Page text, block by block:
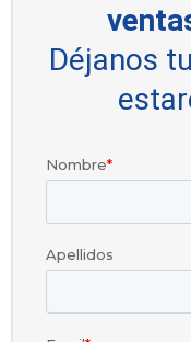
Déjanos